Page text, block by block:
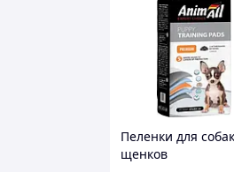
Пеленки для
щенков